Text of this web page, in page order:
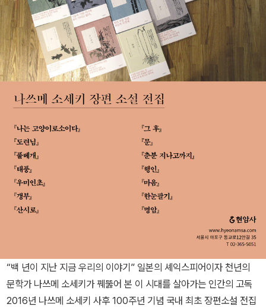
“백 년이 지난 지금 우리의 이야기” 일본의 셰익스피어이자 천년의
문학가 나쓰메 소세키가 꿰뚫어 본 이 시대를 살아가는 인간의 고독
2016년 나쓰메 소세키 사후 100주년 기념 국내 최초 장편소설 전집